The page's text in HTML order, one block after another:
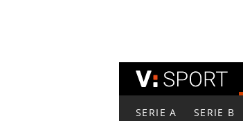
SERIE A SERIE B